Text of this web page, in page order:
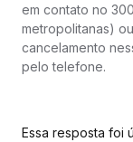
em contato no
metropolitanas)
cancelamento
pelo telefone.
Essa resposta foi